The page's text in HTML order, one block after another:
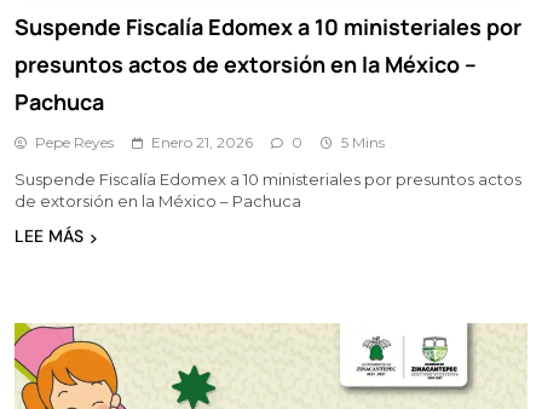
Suspende Fiscalía Edomex a 10 ministeriales por
presuntos actos de extorsión en la México –
Pachuca
Pepe Reyes Enero 21, 2026 0 5 Mins
Suspende Fiscalía Edomex a 10 ministeriales por presuntos actos
de extorsión en la México – Pachuca
LEE MÁS